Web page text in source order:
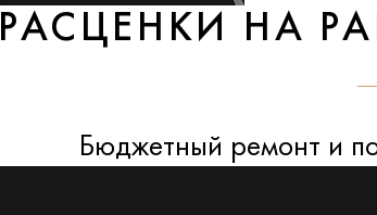
РАСЦЕНКИ НА
Бюджетный ремонт и